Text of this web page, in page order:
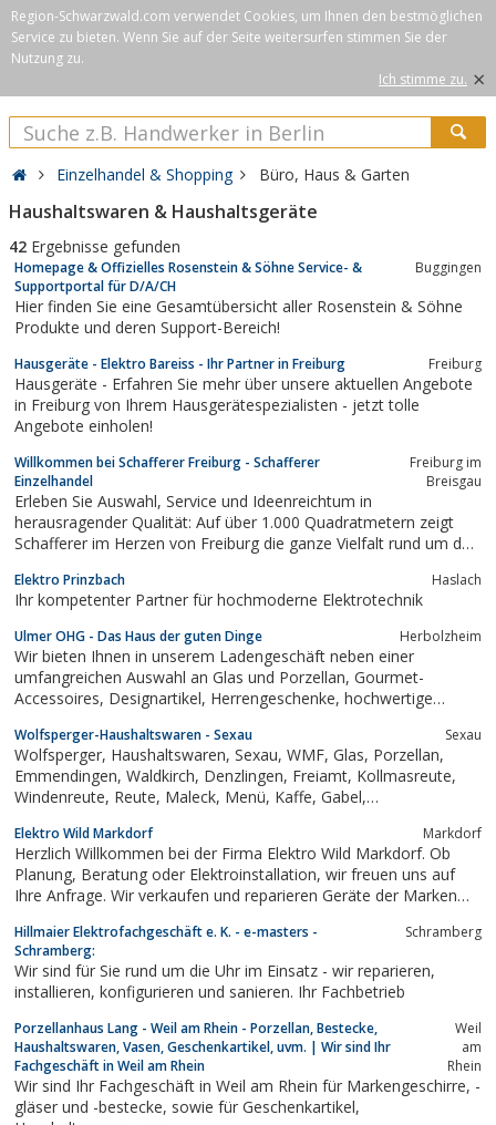
Region-Schwarzwald.com verwendet Cookies, um Ihnen den bestmöglichen
Service zu bieten. Wenn Sie auf der Seite weitersurfen stimmen Sie der
Nutzung zu.
Ich stimme zu. ×
Einzelhandel & Shopping Büro, Haus & Garten
Haushaltswaren & Haushaltsgeräte
42 Ergebnisse gefunden
Homepage & Offizielles Rosenstein & Söhne Service- &
Supportportal für D/A/CH
Buggingen
Hier finden Sie eine Gesamtübersicht aller Rosenstein & Söhne
Produkte und deren Support-Bereich!
Hausgeräte - Elektro Bareiss - Ihr Partner in Freiburg Freiburg
Hausgeräte - Erfahren Sie mehr über unsere aktuellen Angebote
in Freiburg von Ihrem Hausgerätespezialisten - jetzt tolle
Angebote einholen!
Willkommen bei Schafferer Freiburg - Schafferer
Einzelhandel
Freiburg im
Breisgau
Erleben Sie Auswahl, Service und Ideenreichtum in
herausragender Qualität: Auf über 1.000 Quadratmetern zeigt
Schafferer im Herzen von Freiburg die ganze Vielfalt rund um das
schönen Dinge des Lebens.
Elektro Prinzbach Haslach
Ihr kompetenter Partner für hochmoderne Elektrotechnik
Ulmer OHG - Das Haus der guten Dinge Herbolzheim
Wir bieten Ihnen in unserem Ladengeschäft neben einer
umfangreichen Auswahl an Glas und Porzellan, Gourmet-
Accessoires, Designartikel, Herrengeschenke, hochwertige
Feinkostabteilung mit Gewürzen, Weinen, Schokoladen und
Tischwäsche an.
Wolfsperger-Haushaltswaren - Sexau Sexau
Wolfsperger, Haushaltswaren, Sexau, WMF, Glas, Porzellan,
Emmendingen, Waldkirch, Denzlingen, Freiamt, Kollmasreute,
Windenreute, Reute, Maleck, Menü, Kaffe, Gabel,
Schneebesen, Kelch, Longdrink, Weizenbierglas, Biertulpe,
Pfanne, Kanne,...
Elektro Wild Markdorf Markdorf
Herzlich Willkommen bei der Firma Elektro Wild Markdorf. Ob
Planung, Beratung oder Elektroinstallation, wir freuen uns auf
Ihre Anfrage. Wir verkaufen und reparieren Geräte der Marken
viele mehr. Hier finden Sie unsere Ladenöffnungszeiten.
Hillmaier Elektrofachgeschäft e. K. - e-masters -
Schramberg:
Schramberg
Wir sind für Sie rund um die Uhr im Einsatz - wir reparieren,
installieren, konfigurieren und sanieren. Ihr Fachbetrieb
Porzellanhaus Lang - Weil am Rhein - Porzellan, Bestecke,
Haushaltswaren, Vasen, Geschenkartikel, uvm. | Wir sind Ihr
Fachgeschäft in Weil am Rhein
Weil
am
Rhein
Wir sind Ihr Fachgeschäft in Weil am Rhein für Markengeschirre, -
gläser und -bestecke, sowie für Geschenkartikel,